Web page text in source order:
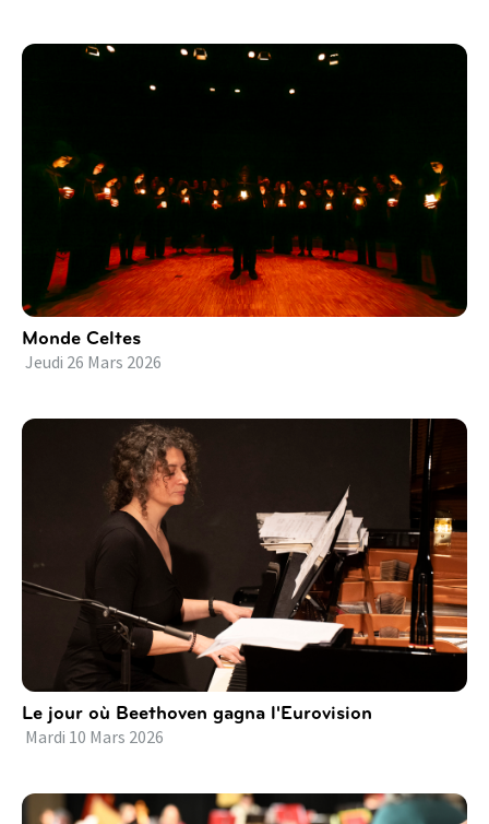
Monde Celtes
Jeudi 26 Mars 2026
Le jour où Beethoven gagna l'Eurovision
Mardi 10 Mars 2026